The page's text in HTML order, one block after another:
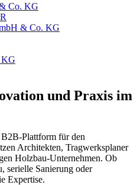
und Praxis im
Plattform für den
Architekten, Tragwerksplaner
Holzbau-Unternehmen. Ob
serielle Sanierung oder
Expertise.